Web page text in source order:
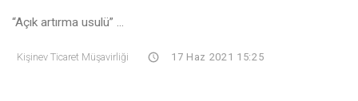
“Açık artırma usulü” ...
Kişinev Ticaret Müşavirliği 17 Haz 2021 15:25